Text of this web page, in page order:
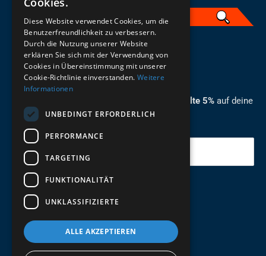
ZUM NEWSLETTER ANMELDEN
Melde dich jetzt zum Newsletter an und erhalte 5% auf deine
erste Bestellung.
Deine Email
Abschicken
German
Diese Website verwendet Cookies, um die
Benutzerfreundlichkeit zu verbessern.
Durch die Nutzung unserer Website
erklären Sie sich mit der Verwendung von
Cookies in Übereinstimmung mit unserer
Cookie-Richtlinie einverstanden. Weitere
Informationen
UNBEDINGT ERFORDERLICH
PERFORMANCE
TARGETING
FUNKTIONALITÄT
UNKLASSIFIZIERTE
ALLE AKZEPTIEREN